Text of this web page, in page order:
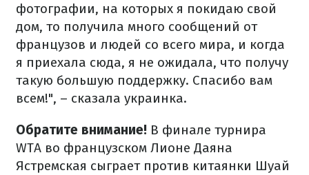
фотографии, на которых я покидаю свой
дом, то получила много сообщений от
французов и людей со всего мира, и когда
я приехала сюда, я не ожидала, что получу
такую ​​большую поддержку. Спасибо вам
всем!", – сказала украинка.
Обратите внимание! В финале турнира
WTA во французском Лионе Даяна
Ястремская сыграет против китаянки Шуай